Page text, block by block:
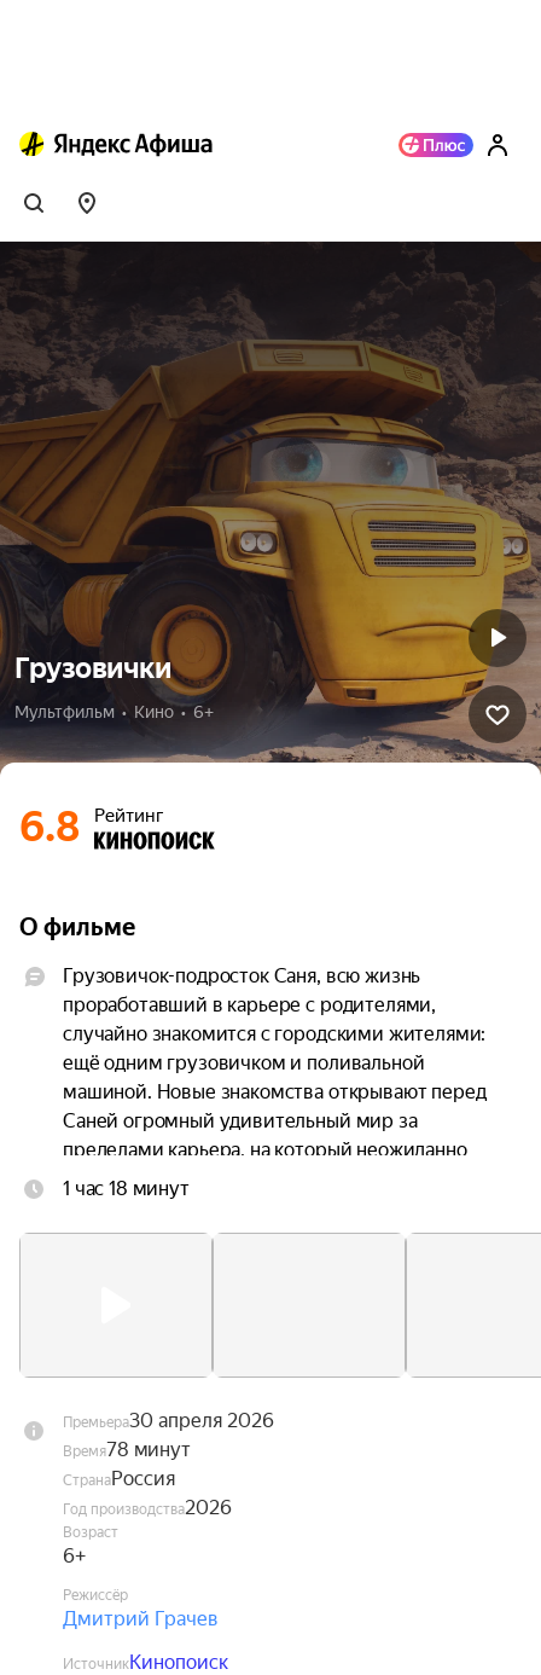
Грузовички
Мультфильм  •  Кино  •  6+
6.8 Рейтинг
О фильме
Грузовичок-подросток Саня, всю жизнь
проработавший в карьере с родителями,
случайно знакомится с городскими жителями:
ещё одним грузовичком и поливальной
машиной. Новые знакомства открывают перед
Саней огромный удивительный мир за
пределами карьера, на который неожиданно
надвигается серьёзная угроза — проснувшийся
Теперь Сане и его друзьям предстоит
1 час 18 минут
Премьера30 апреля 2026
Время78 минут
СтранаРоссия
Год производства2026
Возраст
6+
Режиссёр
Дмитрий Грачев
ИсточникКинопоиск